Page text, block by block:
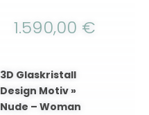
1.590,00 €
3D Glaskristall
Design Motiv »
Nude – Woman